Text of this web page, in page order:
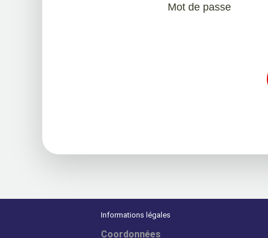
Mot de passe
Informations légales
Coordonnées